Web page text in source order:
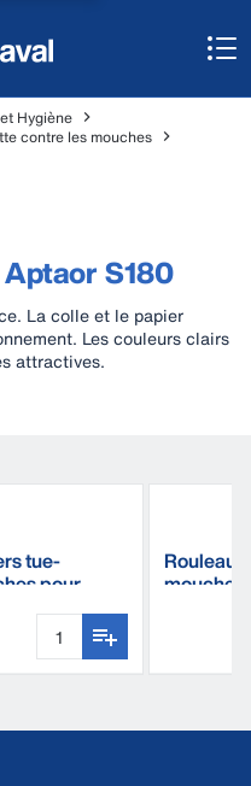
Hygiène
contre les mouches
S180
La colle et le papier
Les couleurs clairs
attractives.
tue-
pour
Rouleau
mouche